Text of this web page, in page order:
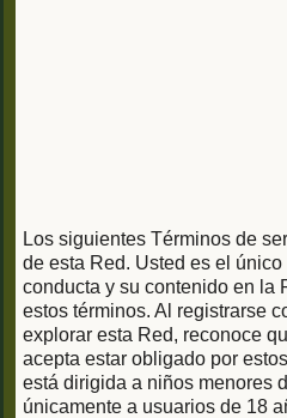
Los siguientes Términos de
de esta Red. Usted es el
conducta y su contenido en la
estos términos. Al registrarse
explorar esta Red, reconoce
acepta estar obligado por
está dirigida a niños menores
únicamente a usuarios de 18